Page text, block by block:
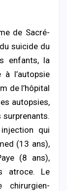
de Sacré-
suicide du
enfants, la
l’autopsie
de l’hôpital
autopsies,
qui
(13 ans),
(8 ans),
atroce. Le
chirurgien-